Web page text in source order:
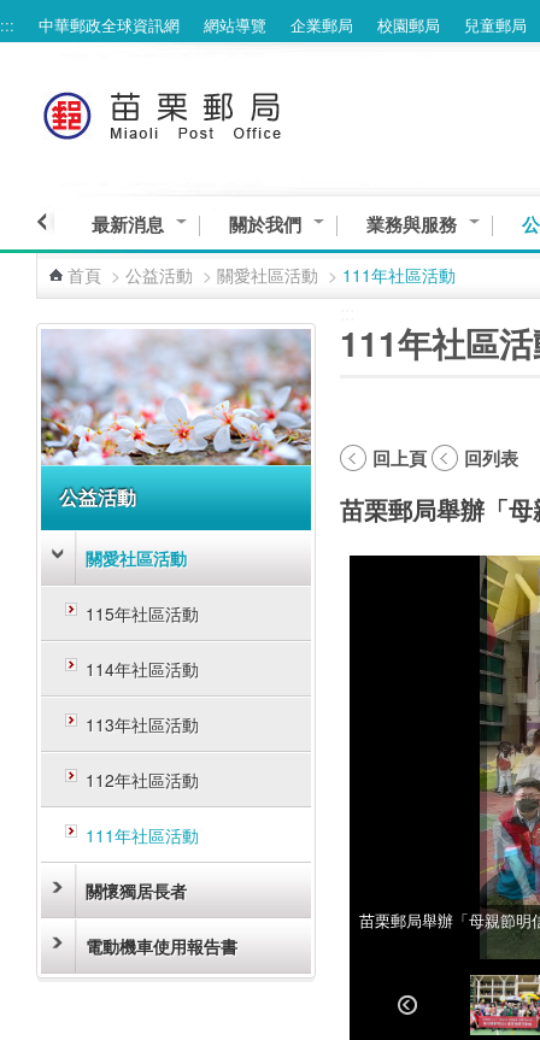
跳到主要內容區塊
::: 中華郵政全球資訊網 網站導覽 企業郵局 校園郵局 兒童郵局
最新消息 關於我們 業務與服務
首頁 > 公益活動 > 關愛社區活動 > 111年社區活動
公益活動
關愛社區活動
115年社區活動
114年社區活動
113年社區活動
112年社區活動
111年社區活動
關懷獨居長者
電動機車使用報告書
111年社區
回上頁 回列表
苗栗郵局舉辦「
苗栗郵局舉辦「母親節明
苗栗郵局舉辦「母親節明